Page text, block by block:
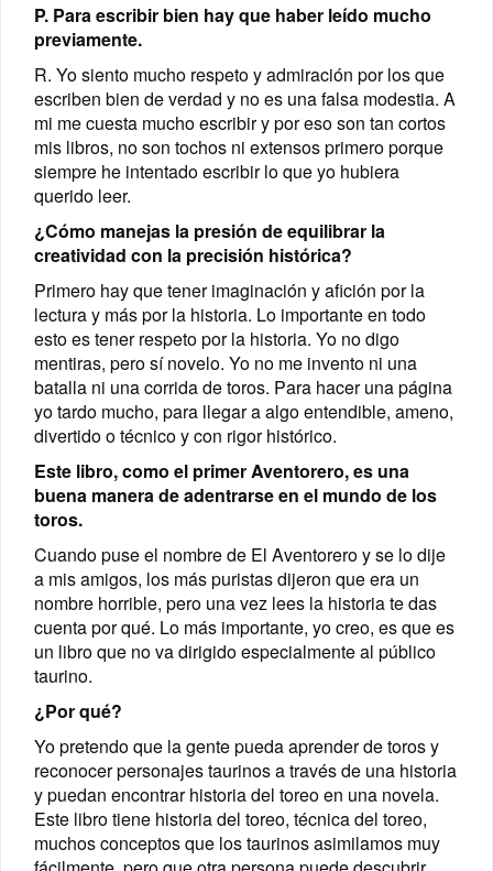
P. Para escribir bien hay que haber leído mucho
previamente.
R. Yo siento mucho respeto y admiración por los que
escriben bien de verdad y no es una falsa modestia. A
mi me cuesta mucho escribir y por eso son tan cortos
mis libros, no son tochos ni extensos primero porque
siempre he intentado escribir lo que yo hubiera
querido leer.
¿Cómo manejas la presión de equilibrar la
creatividad con la precisión histórica?
Primero hay que tener imaginación y afición por la
lectura y más por la historia. Lo importante en todo
esto es tener respeto por la historia. Yo no digo
mentiras, pero sí novelo. Yo no me invento ni una
batalla ni una corrida de toros. Para hacer una página
yo tardo mucho, para llegar a algo entendible, ameno,
divertido o técnico y con rigor histórico.
Este libro, como el primer Aventorero, es una
buena manera de adentrarse en el mundo de los
toros.
Cuando puse el nombre de El Aventorero y se lo dije
a mis amigos, los más puristas dijeron que era un
nombre horrible, pero una vez lees la historia te das
cuenta por qué. Lo más importante, yo creo, es que es
un libro que no va dirigido especialmente al público
taurino.
¿Por qué?
Yo pretendo que la gente pueda aprender de toros y
reconocer personajes taurinos a través de una historia
y puedan encontrar historia del toreo en una novela.
Este libro tiene historia del toreo, técnica del toreo,
muchos conceptos que los taurinos asimilamos muy